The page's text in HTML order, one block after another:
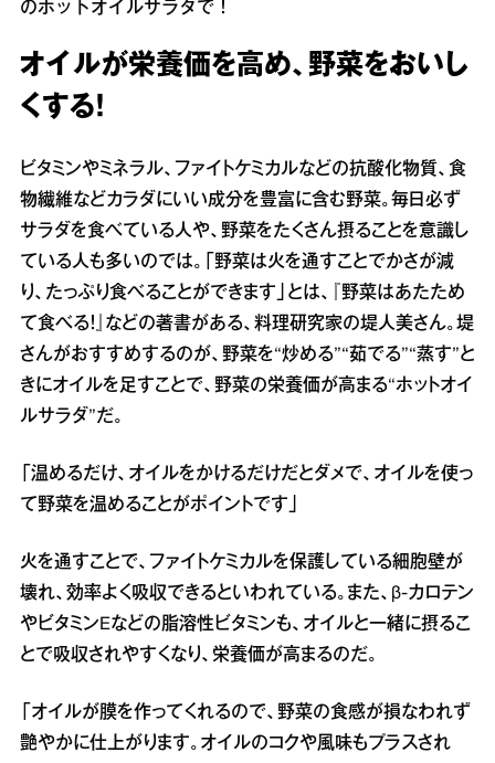
のホットオイルサラダで！
オイルが栄養価を高め、野菜をおいし
くする！
ビタミンやミネラル、ファイトケミカルなどの抗酸化物質、食
物繊維などカラダにいい成分を豊富に含む野菜。毎日必ず
サラダを食べている人や、野菜をたくさん摂ることを意識し
ている人も多いのでは。「野菜は火を通すことでかさが減
り、たっぷり食べることができます」とは、『野菜はあたため
て食べる！』などの著書がある、料理研究家の堤人美さん。堤
さんがおすすめするのが、野菜を“炒める”“茹でる”“蒸す”と
きにオイルを足すことで、野菜の栄養価が高まる“ホットオイ
ルサラダ”だ。
「温めるだけ、オイルをかけるだけだとダメで、オイルを使っ
て野菜を温めることがポイントです」
火を通すことで、ファイトケミカルを保護している細胞壁が
壊れ、効率よく吸収できるといわれている。また、β-カロテン
やビタミンEなどの脂溶性ビタミンも、オイルと一緒に摂るこ
とで吸収されやすくなり、栄養価が高まるのだ。
「オイルが膜を作ってくれるので、野菜の食感が損なわれず
艶やかに仕上がります。オイルのコクや風味もプラスされ